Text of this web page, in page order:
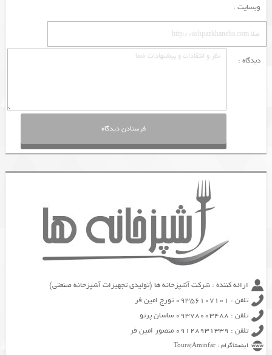
وبسایت :
دیدگاه :
ارائه کننده : شرکت آشپزخانه ها (تولیدی تجهیزات آشپزخانه صنعتی)
تلفن : 09356107101 تورج امین فر
تلفن : 09378003488 ساسان پرتو
تلفن : 09128931339 منصور امین فر
اینستاگرام : TourajAminfar